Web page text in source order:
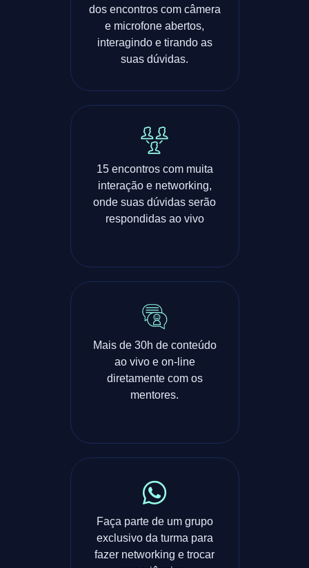
dos encontros com câmera
e microfone abertos,
interagindo e tirando as
suas dúvidas.
15 encontros com muita
interação e networking,
onde suas dúvidas serão
respondidas ao vivo
Mais de 30h de conteúdo
ao vivo e on-line
diretamente com os
mentores.
Faça parte de um grupo
exclusivo da turma para
fazer networking e trocar